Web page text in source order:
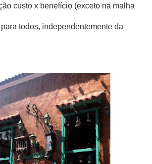
custo x benefício (exceto na malha
todos, independentemente da